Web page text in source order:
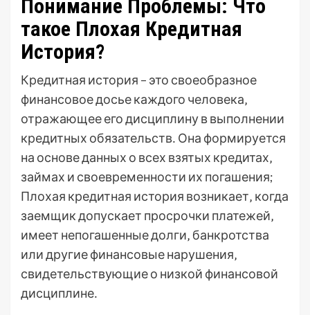
Понимание Проблемы: Что
такое Плохая Кредитная
История?
Кредитная история – это своеобразное
финансовое досье каждого человека‚
отражающее его дисциплину в выполнении
кредитных обязательств․ Она формируется
на основе данных о всех взятых кредитах‚
займах и своевременности их погашения;
Плохая кредитная история возникает‚ когда
заемщик допускает просрочки платежей‚
имеет непогашенные долги‚ банкротства
или другие финансовые нарушения‚
свидетельствующие о низкой финансовой
дисциплине․